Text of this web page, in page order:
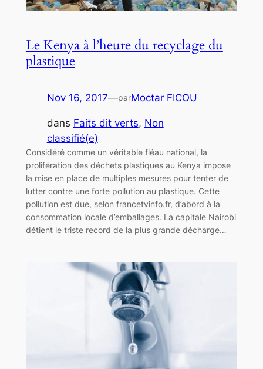
Le Kenya à l’heure du recyclage du
plastique
Nov 16, 2017—parMoctar FICOU
dans Faits dit verts, Non
classifié(e)
Considéré comme un véritable fléau national, la
prolifération des déchets plastiques au Kenya impose
la mise en place de multiples mesures pour tenter de
lutter contre une forte pollution au plastique. Cette
pollution est due, selon francetvinfo.fr, d’abord à la
consommation locale d’emballages. La capitale Nairobi
détient le triste record de la plus grande décharge…